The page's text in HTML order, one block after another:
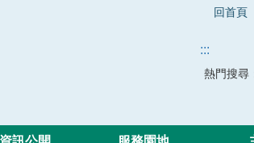
回首頁
:::
熱門搜尋